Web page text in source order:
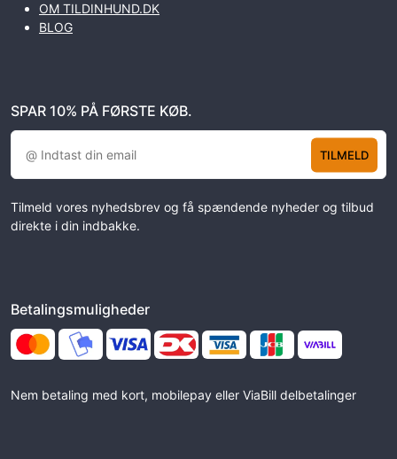
OM TILDINHUND.DK
BLOG
SPAR 10% PÅ FØRSTE KØB.
TILMELD
Tilmeld vores nyhedsbrev og få spændende nyheder og tilbud
direkte i din indbakke.
Betalingsmuligheder
Nem betaling med kort, mobilepay eller ViaBill delbetalinger